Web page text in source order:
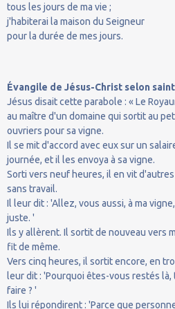
tous les jours de ma vie ;
j'habiterai la maison du Seigneur
pour la durée de mes jours.
Évangile de Jésus-Christ selon
Jésus disait cette parabole : « Le
au maître d'un domaine qui sortit au
ouvriers pour sa vigne.
Il se mit d'accord avec eux sur un
journée, et il les envoya à sa vigne.
Sorti vers neuf heures, il en vit
sans travail.
Il leur dit : 'Allez, vous aussi, à ma
juste. '
Ils y allèrent. Il sortit de nouveau vers
fit de même.
Vers cinq heures, il sortit encore, en
leur dit : 'Pourquoi êtes-vous restés
faire ? '
Ils lui répondirent : 'Parce que